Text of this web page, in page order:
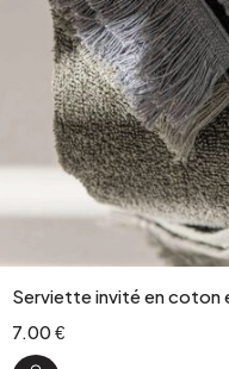
Serviette invité en coton
7.00 €